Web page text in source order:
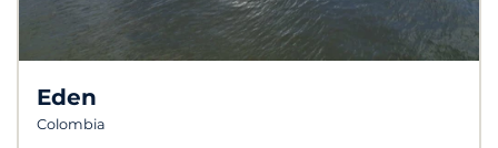
Eden
Colombia